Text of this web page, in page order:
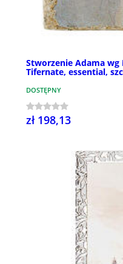
Stworzenie Adama wg
Tifernate, essential,
DOSTĘPNY
zł 198,13